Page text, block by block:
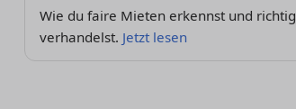
Wie du faire Mieten erkennst und richtig
verhandelst. Jetzt lesen